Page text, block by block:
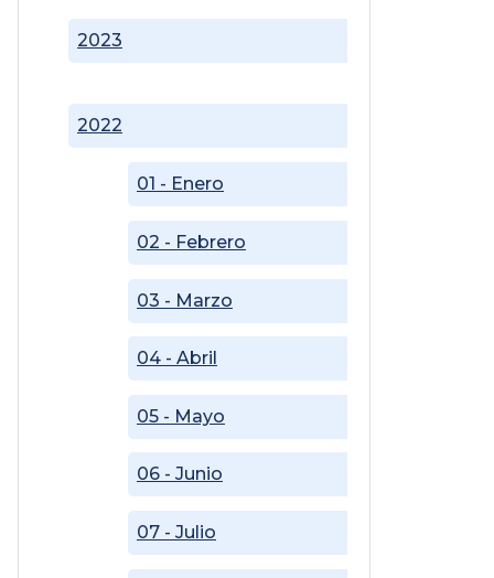
2022
01 - Enero
02 - Febrero
03 - Marzo
04 - Abril
05 - Mayo
06 - Junio
07 - Julio
2023